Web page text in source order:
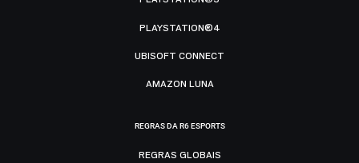
PLAYSTATION®4
UBISOFT CONNECT
AMAZON LUNA
REGRAS DA R6 ESPORTS
REGRAS GLOBAIS